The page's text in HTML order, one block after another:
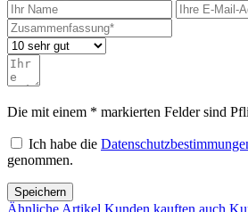
Die mit einem * markierten Felder sind
Ich habe die
genommen.
Speichern
Ähnliche Artikel Kunden kauften auch